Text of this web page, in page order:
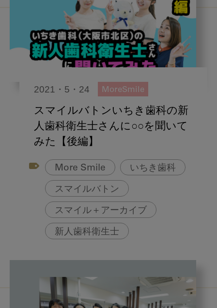
2021・5・24 MoreSmile
スマイルバトンいちき歯科の新
人歯科衛生士さんに○○を聞いて
みた【後編】
More Smile いちき歯科
スマイルバトン
スマイル＋アーカイブ
新人歯科衛生士